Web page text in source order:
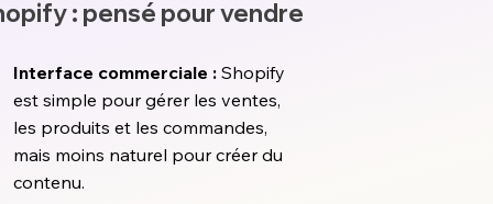
: pensé pour vendre
Interface commerciale :Shopify
est simple pour gérer les ventes,
les produits et les commandes,
mais moins naturel pour créer du
contenu.